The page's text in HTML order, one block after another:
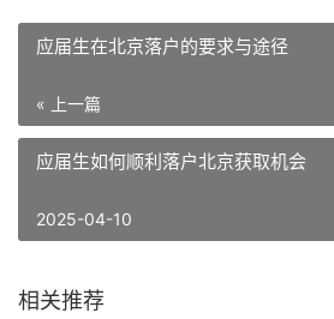
应届生在北京落户的要求与途径
« 上一篇
应届生如何顺利落户北京获取机会
2025-04-10
相关推荐